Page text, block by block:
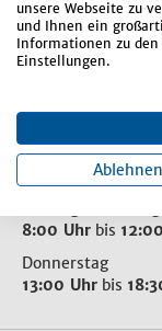
unsere Webseite zu
und Ihnen ein
Informationen zu
Einstellungen.
Ablehnen
E-Mail:markt-
8:00 Uhr bis
Donnerstag
13:00 Uhr bis